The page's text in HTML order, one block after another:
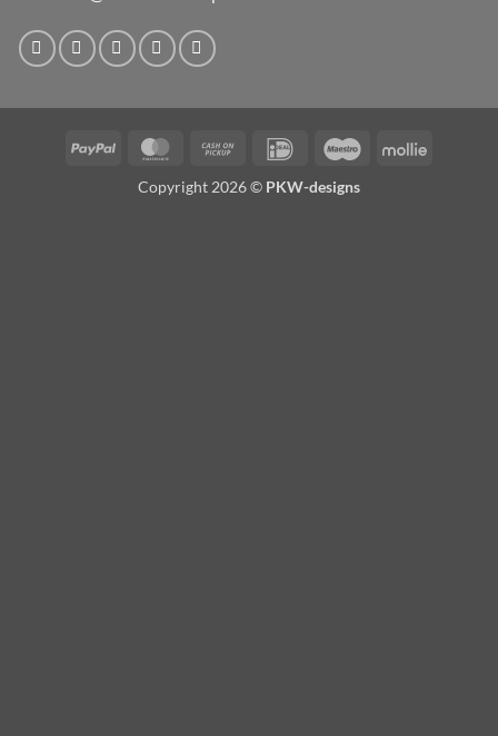
PayPal MasterCardCash
Pickup
IDeal Maestro Mollie
Copyright 2026 © PKW-designs